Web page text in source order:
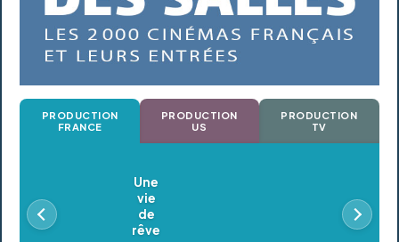
PRODUCTION
FRANCE
PRODUCTION
US
PRODUCTION
TV
Oldeupe
En postproduction